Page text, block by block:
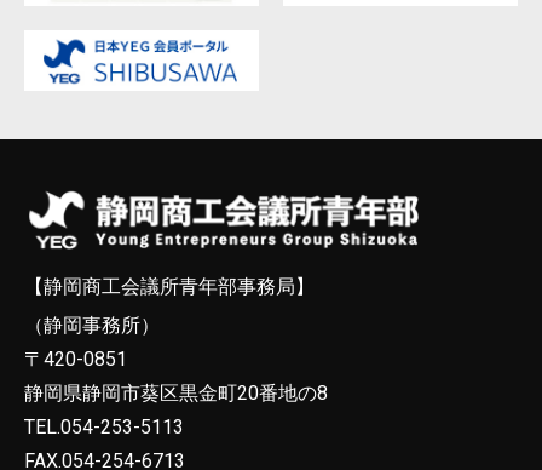
【静岡商工会議所青年部事務局】
（静岡事務所）
〒420-0851
静岡県静岡市葵区黒金町20番地の8
TEL.054-253-5113
FAX.054-254-6713